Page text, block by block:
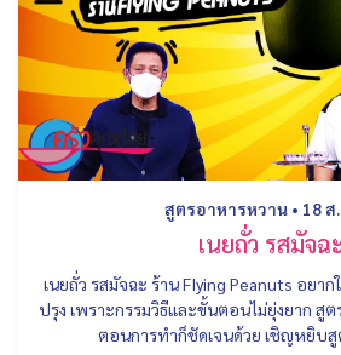
สูตรอาหารหวาน • 18 ส
เนยถั่ว รสมัจฉ
เนยถั่ว รสมัจฉะ ร้าน FIying Peanuts อย
ปรุง เพราะกรรมวิธีและขั้นตอนไม่ยุ่งยาก สู
ตอนการทำก็ชัดเจนด้วย เชิญหยิบสู